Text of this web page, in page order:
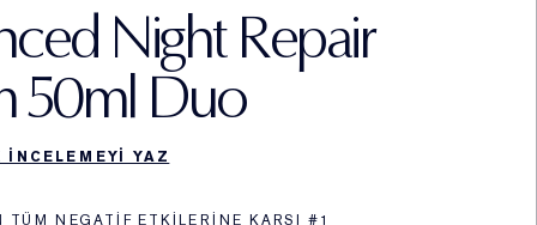
Night Repair
50ml Duo
INCELEMEYI YAZ
TÜM NEGATIF ETKILERINE KARŞI #1